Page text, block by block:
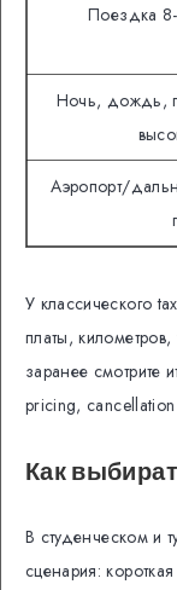
Поездка
Ночь, дождь,
Аэропорт/
У классического
платы,
заранее смотрите
pricing,
Как
В студенческом и
сценария: